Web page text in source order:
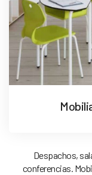
Despachos,
conferencias.